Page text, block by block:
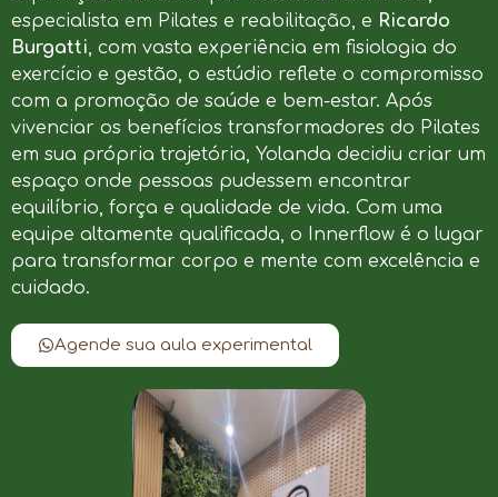
especialista em Pilates e reabilitação, e Ricardo
Burgatti, com vasta experiência em fisiologia do
exercício e gestão, o estúdio reflete o compromisso
com a promoção de saúde e bem-estar. Após
vivenciar os benefícios transformadores do Pilates
em sua própria trajetória, Yolanda decidiu criar um
espaço onde pessoas pudessem encontrar
equilíbrio, força e qualidade de vida. Com uma
equipe altamente qualificada, o Innerflow é o lugar
para transformar corpo e mente com excelência e
cuidado.
Agende sua aula experimental